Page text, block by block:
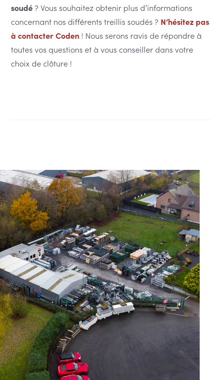
soudé? Vous souhaitez obtenir plus d’informations
concernant nos différents treillis soudés ? N’hésitez pas
à contacter Coden ! Nous serons ravis de répondre à
toutes vos questions et à vous conseiller dans votre
choix de clôture !